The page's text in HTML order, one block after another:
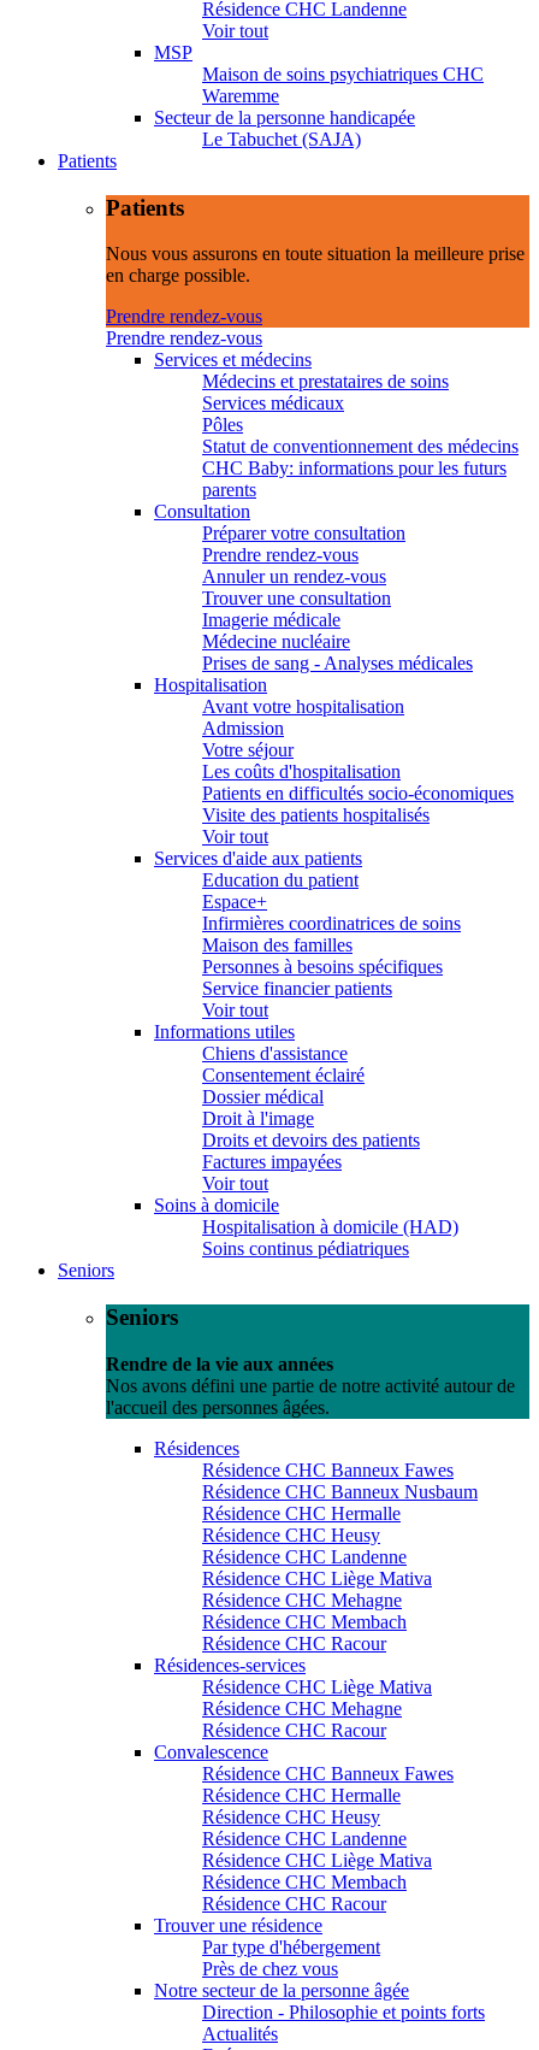
Résidence CHC Landenne
Voir tout
MSP
Maison de soins psychiatriques CHC
Waremme
Secteur de la personne handicapée
Le Tabuchet (SAJA)
Patients
Patients
Nous vous assurons en toute situation la meilleure prise
en charge possible.
Prendre rendez-vous
Prendre rendez-vous
Services et médecins
Médecins et prestataires de soins
Services médicaux
Pôles
Statut de conventionnement des médecins
CHC Baby: informations pour les futurs
parents
Consultation
Préparer votre consultation
Prendre rendez-vous
Annuler un rendez-vous
Trouver une consultation
Imagerie médicale
Médecine nucléaire
Prises de sang - Analyses médicales
Hospitalisation
Avant votre hospitalisation
Admission
Votre séjour
Les coûts d'hospitalisation
Patients en difficultés socio-économiques
Visite des patients hospitalisés
Voir tout
Services d'aide aux patients
Education du patient
Espace+
Infirmières coordinatrices de soins
Maison des familles
Personnes à besoins spécifiques
Service financier patients
Voir tout
Informations utiles
Chiens d'assistance
Consentement éclairé
Dossier médical
Droit à l'image
Droits et devoirs des patients
Factures impayées
Voir tout
Soins à domicile
Hospitalisation à domicile (HAD)
Soins continus pédiatriques
Seniors
Seniors
Rendre de la vie aux années
Nos avons défini une partie de notre activité autour de
l'accueil des personnes âgées.
Résidences
Résidence CHC Banneux Fawes
Résidence CHC Banneux Nusbaum
Résidence CHC Hermalle
Résidence CHC Heusy
Résidence CHC Landenne
Résidence CHC Liège Mativa
Résidence CHC Mehagne
Résidence CHC Membach
Résidence CHC Racour
Résidences-services
Résidence CHC Liège Mativa
Résidence CHC Mehagne
Résidence CHC Racour
Convalescence
Résidence CHC Banneux Fawes
Résidence CHC Hermalle
Résidence CHC Heusy
Résidence CHC Landenne
Résidence CHC Liège Mativa
Résidence CHC Membach
Résidence CHC Racour
Trouver une résidence
Par type d'hébergement
Près de chez vous
Notre secteur de la personne âgée
Direction - Philosophie et points forts
Actualités